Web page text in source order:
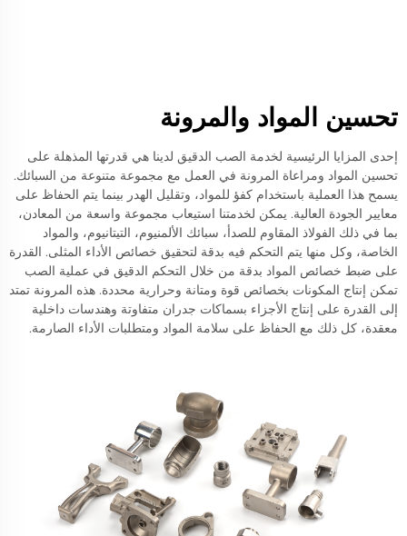
تحسين المواد والمرونة
إحدى المزايا الرئيسية لخدمة الصب الدقيق لدينا هي قدرتها المذهلة على
تحسين المواد ومراعاة المرونة في العمل مع مجموعة متنوعة من السبائك.
يسمح هذا العملية باستخدام كفؤ للمواد، وتقليل الهدر بينما يتم الحفاظ على
معايير الجودة العالية. يمكن لخدمتنا استيعاب مجموعة واسعة من المعادن،
بما في ذلك الفولاذ المقاوم للصدأ، سبائك الألمنيوم، التيتانيوم، والمواد
الخاصة، وكل منها يتم التحكم فيه بدقة لتحقيق خصائص الأداء المثلى. القدرة
على ضبط خصائص المواد بدقة من خلال التحكم الدقيق في عملية الصب
تمكن إنتاج المكونات بخصائص قوة ومتانة وحرارية محددة. هذه المرونة تمتد
إلى القدرة على إنتاج الأجزاء بسماكات جدران متفاوتة وهندسات داخلية
معقدة، كل ذلك مع الحفاظ على سلامة المواد ومتطلبات الأداء الصارمة.